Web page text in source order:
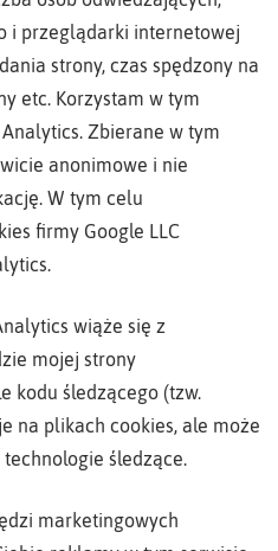
i przeglądarki internetowej
strony, czas spędzony na
etc. Korzystam w tym
Zbierane w tym
anonimowe i nie
W tym celu
firmy Google LLC
wiąże się z
mojej strony
kodu śledzącego (tzw.
na plikach cookies, ale może
śledzące.
marketingowych